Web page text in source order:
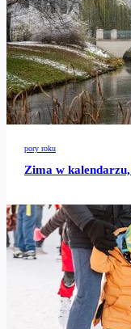
pory roku
Zima w